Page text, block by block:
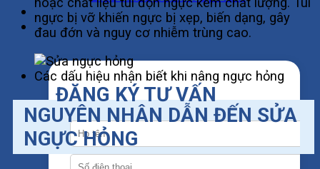
Tin Tức
Liên Hệ
ĐĂNG KÝ TƯ VẤN
ngực bị vỡ khiến ngực bị xẹp, biến dạng, gây
đau đớn và nguy cơ nhiễm trùng cao.
Các dấu hiệu nhận biết khi nâng ngực hỏng
NGUYÊN NHÂN DẪN ĐẾN SỬA
NGỰC HỎNG